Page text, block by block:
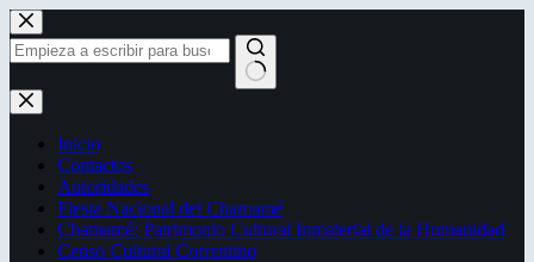
Saltar
al
contenido
Sin
resultados
Inicio
Contactos
Autoridades
Fiesta Nacional del Chamamé
Chamamé: Patrimonio Cultural Inmaterial de la Humanidad
Censo Cultural Correntino